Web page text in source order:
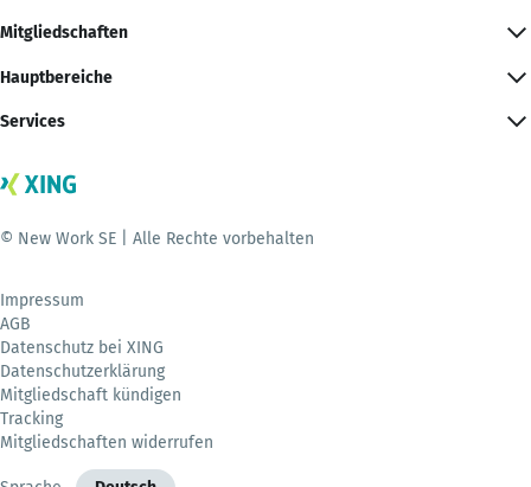
Mitgliedschaften
Hauptbereiche
Services
© New Work SE | Alle Rechte vorbehalten
Impressum
AGB
Datenschutz bei XING
Datenschutzerklärung
Mitgliedschaft kündigen
Tracking
Mitgliedschaften widerrufen